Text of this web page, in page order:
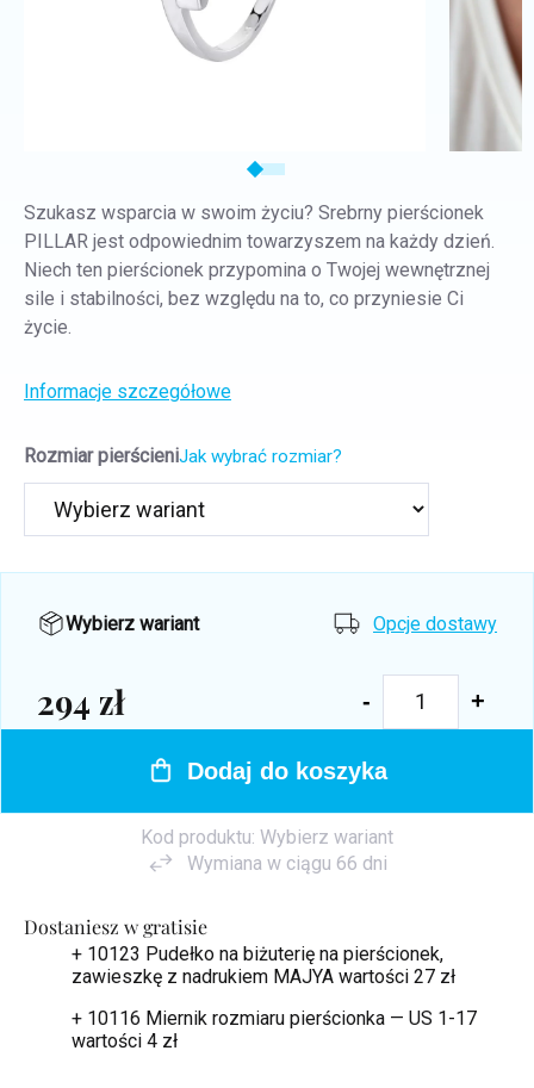
Rozmiar pierścieniJak wybrać rozmiar?
Dostaniesz w gratisie
+ 10123 Pudełko na biżuterię na pierścionek,
zawieszkę z nadrukiem MAJYA wartości 27 zł
+ 10116 Miernik rozmiaru pierścionka — US 1-17
wartości 4 zł
Szukasz wsparcia w swoim życiu? Srebrny pierścionek
PILLAR jest odpowiednim towarzyszem na każdy dzień.
Niech ten pierścionek przypomina o Twojej wewnętrznej
sile i stabilności, bez względu na to, co przyniesie Ci
życie.
Informacje szczegółowe
Wybierz wariant Opcje dostawy
294 zł
Cena
Dodaj do koszyka
Kod produktu: Wybierz wariant
Wymiana w ciągu 66 dni